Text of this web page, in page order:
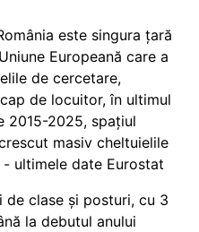
este singura țară
Europeană care a
de cercetare,
de locuitor, în ultimul
2015-2025, spațiul
masiv cheltuielile
ultimele date Eurostat
de clase și posturi, cu 3
la debutul anului